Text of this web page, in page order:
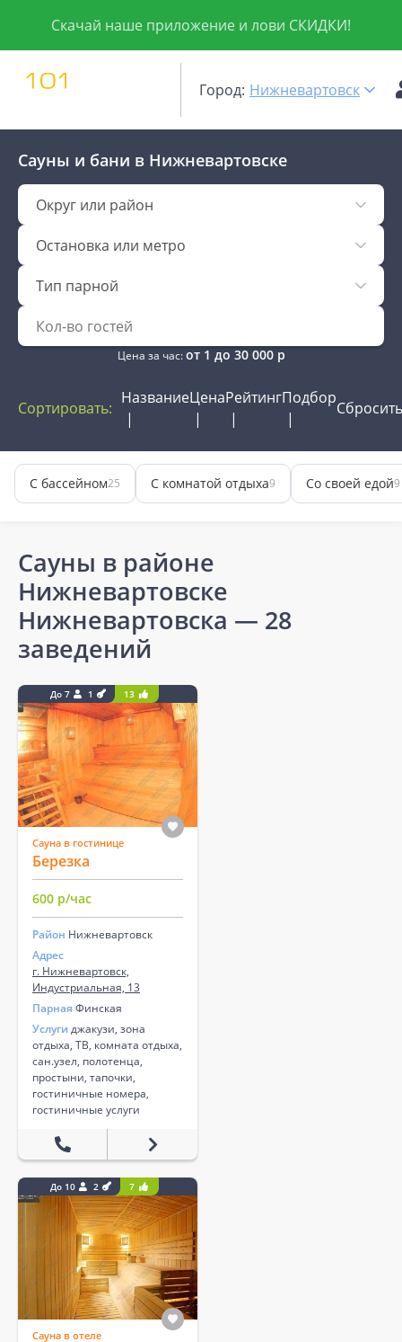
Скачай наше приложение и лови СКИДКИ!
Город: Нижневартовск
Сауны и бани в Нижневартовске
Округ или район
Остановка или метро
Тип парной
Цена за час:от 1 до 30 000р
Сортировать:
НазваниеЦенаРейтингПодбор
Сбросить
С бассейном25 С комнатой отдыха9 Со своей едой9
Сауны в районе
Нижневартовске
Нижневартовска — 28
заведений
До 7 1 13
Сауна в гостинице
Березка
600 р/час
Район Нижневартовск
Адрес
г. Нижневартовск,
Индустриальная, 13
Парная Финская
Услуги джакузи, зона
отдыха, ТВ, комната отдыха,
сан.узел, полотенца,
простыни, тапочки,
гостиничные номера,
гостиничные услуги
До 10 2 7
Сауна в отеле